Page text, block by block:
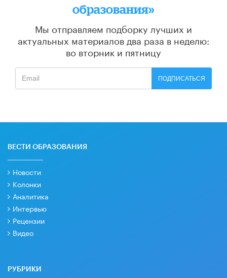
образования»
Мы отправляем подборку лучших и
актуальных материалов два раза в неделю:
во вторник и пятницу
ПОДПИСАТЬСЯ
ВЕСТИ ОБРАЗОВАНИЯ
Новости
Колонки
Аналитика
Интервью
Рецензии
Видео
РУБРИКИ